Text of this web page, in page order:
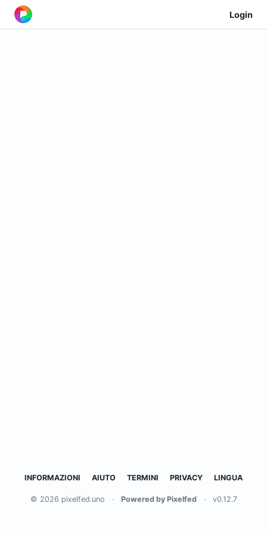
Login
INFORMAZIONI AIUTO TERMINI PRIVACY LINGUA
© 2026 pixelfed.uno · Powered by Pixelfed · v0.12.7